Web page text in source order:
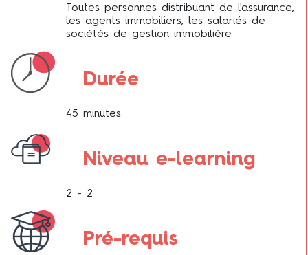
Toutes personnes distribuant de l'assurance,
les agents immobiliers, les salariés de
sociétés de gestion immobilière
Durée
45 minutes
Niveau e-learning
2 - 2
Pré-requis